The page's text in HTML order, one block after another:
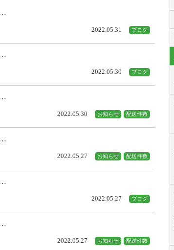
…
2022.05.31 ブログ
…
2022.05.30 ブログ
…
2022.05.30 お知らせ 配送件数
…
2022.05.27 お知らせ 配送件数
…
2022.05.27 ブログ
…
2022.05.27 お知らせ 配送件数